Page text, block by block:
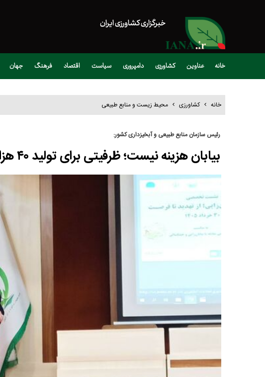
خبرگزاری کشاورزی ایران
خانه عناوین کشاورزی دامپروری سیاست اقتصاد فرهنگ جهان
خانه کشاورزی محیط زیست و منابع طبیعی
رئیس سازمان منابع طبیعی و آبخیزداری کشور:
بیابان هزینه نیست؛ ظرفیتی برای تولید ۴۰ هزار مگاوات برق است